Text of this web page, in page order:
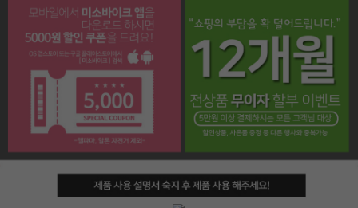
페이코 라이프